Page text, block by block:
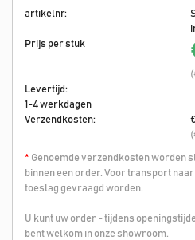
artikelnr:
Prijs per stuk
Levertijd:
1-4 werkdagen
Verzendkosten:
* Genoemde verzendkosten worden
binnen een order. Voor transport
toeslag gevraagd worden.
U kunt uw order - tijdens
bent welkom in onze showroom.